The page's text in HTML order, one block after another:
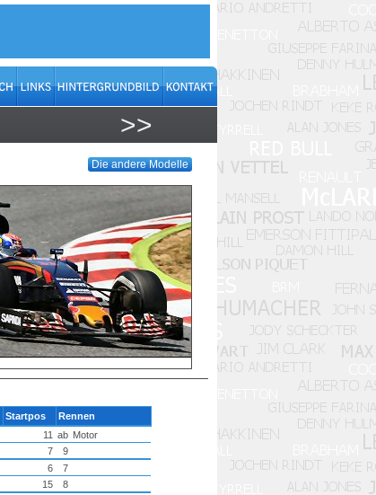
>>
Die andere Modelle
Startpos Rennen
11 ab Motor
7 9
6
7
15 8